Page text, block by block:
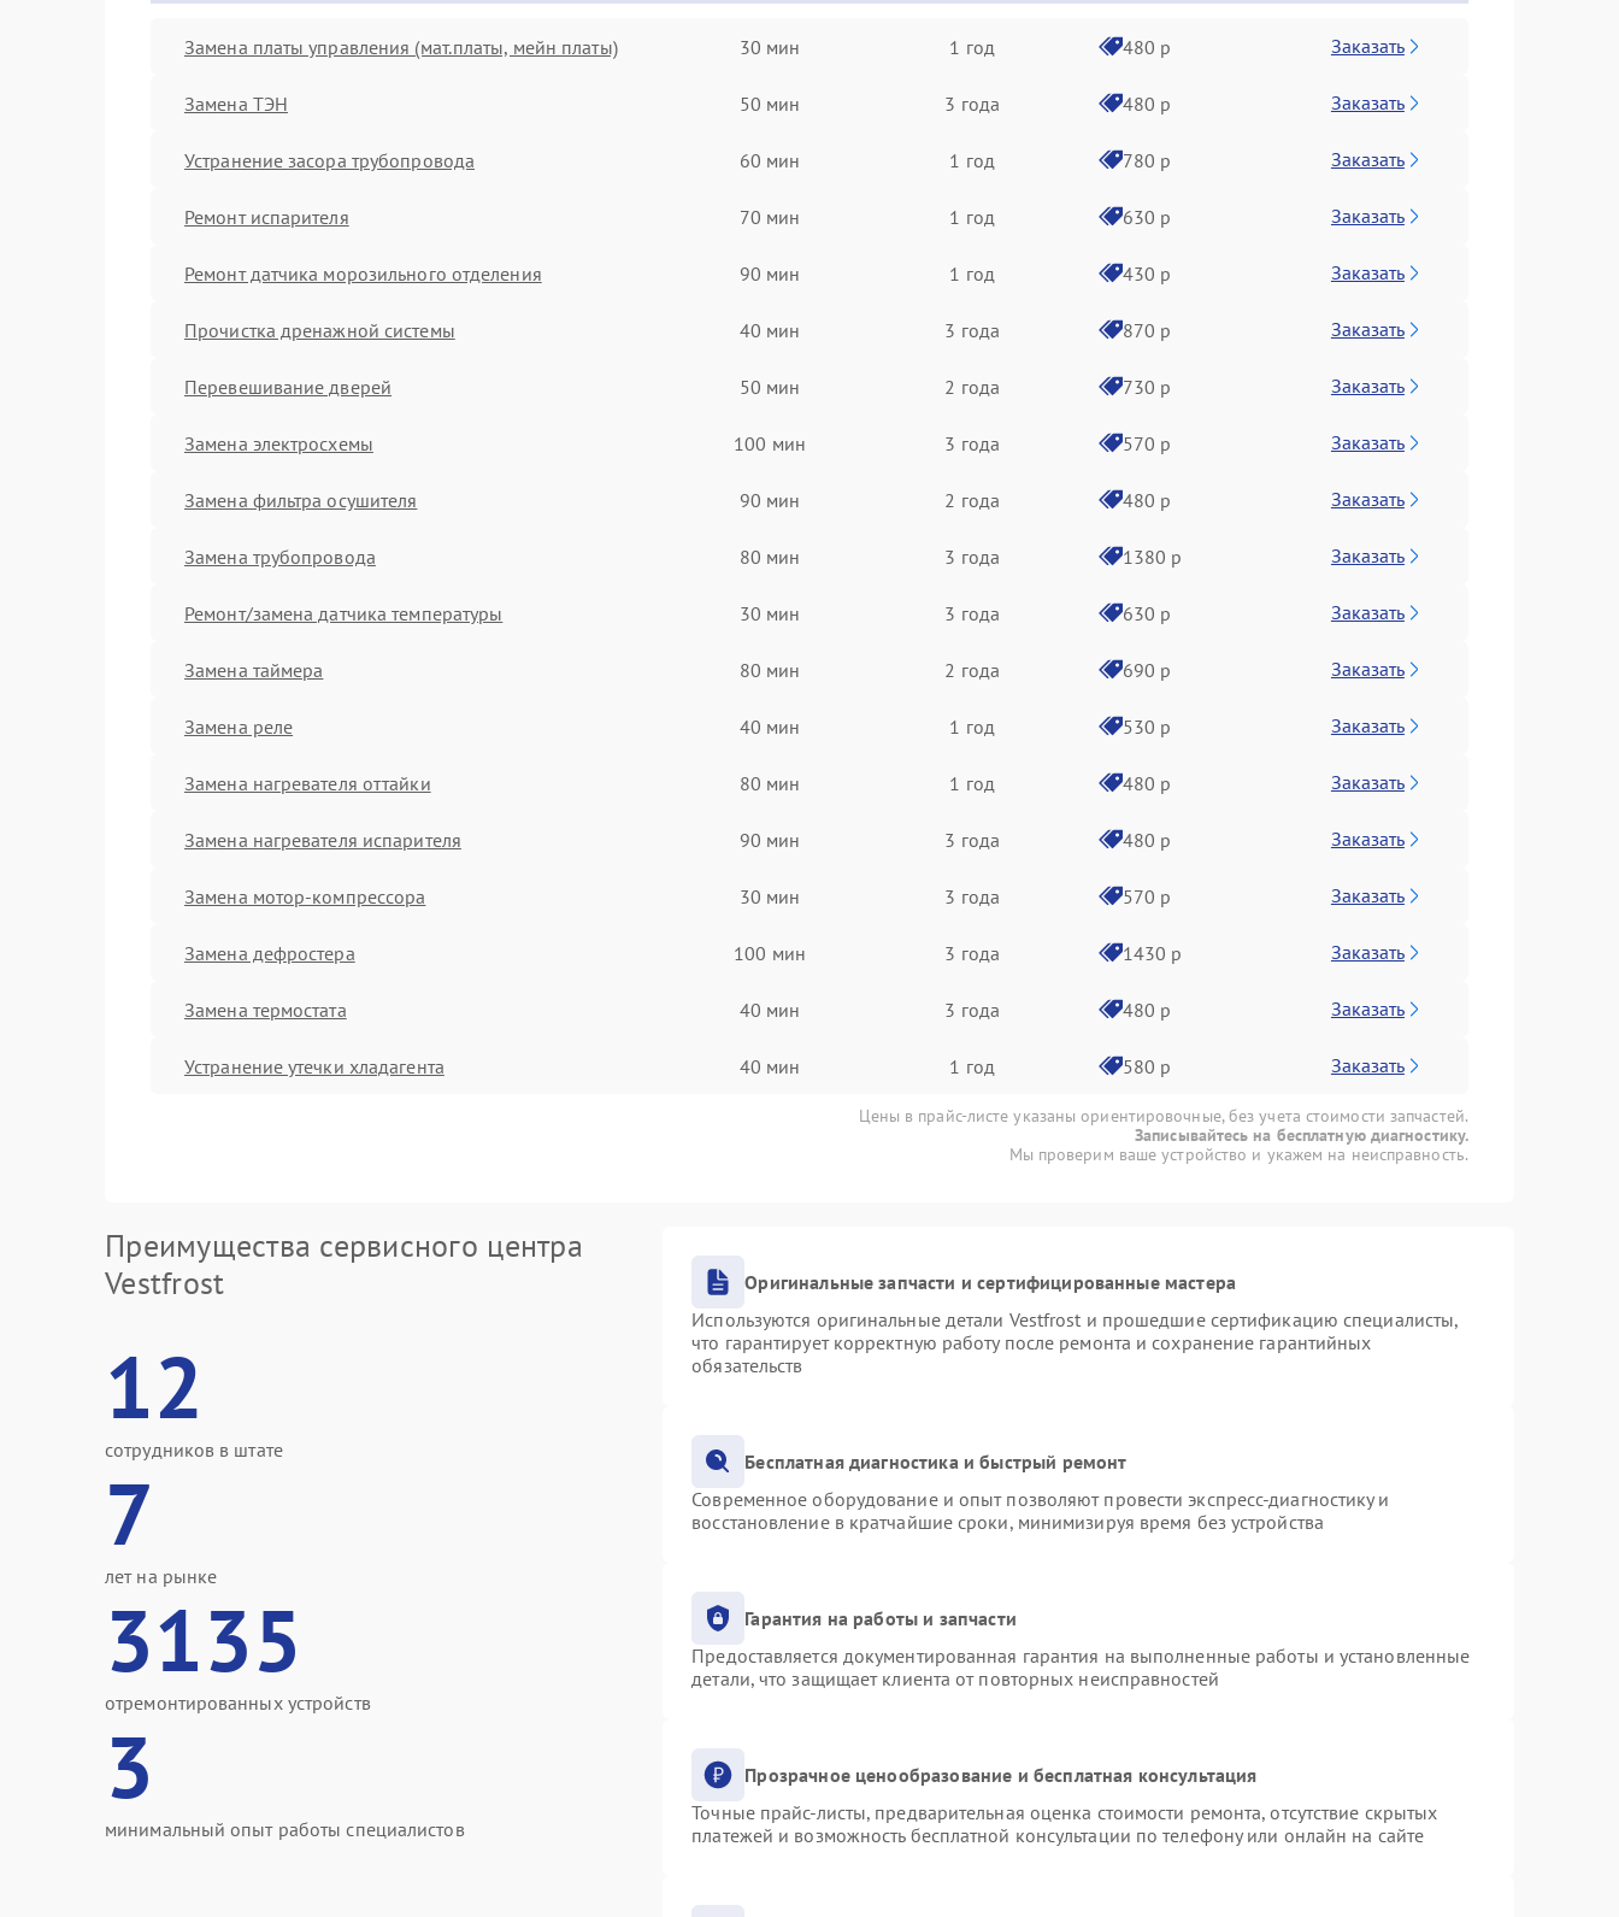
Замена платы управления (мат.платы, мейн платы) 30 мин 1 год 480 р Заказать
Замена ТЭН 50 мин 3 года 480 р Заказать
Устранение засора трубопровода 60 мин 1 год 780 р Заказать
Ремонт испарителя 70 мин 1 год 630 р Заказать
Ремонт датчика морозильного отделения 90 мин 1 год 430 р Заказать
Прочистка дренажной системы 40 мин 3 года 870 р Заказать
Перевешивание дверей 50 мин 2 года 730 р Заказать
Замена электросхемы 100 мин 3 года 570 р Заказать
Замена фильтра осушителя 90 мин 2 года 480 р Заказать
Замена трубопровода 80 мин 3 года 1380 р Заказать
Ремонт/замена датчика температуры 30 мин 3 года 630 р Заказать
Замена таймера 80 мин 2 года 690 р Заказать
Замена реле 40 мин 1 год 530 р Заказать
Замена нагревателя оттайки 80 мин 1 год 480 р Заказать
Замена нагревателя испарителя 90 мин 3 года 480 р Заказать
Замена мотор-компрессора 30 мин 3 года 570 р Заказать
Замена дефростера 100 мин 3 года 1430 р Заказать
Замена термостата 40 мин 3 года 480 р Заказать
Устранение утечки хладагента 40 мин 1 год 580 р Заказать
Цены в прайс-листе указаны ориентировочные, без учета стоимости запчастей.
Записывайтесь на бесплатную диагностику.
Мы проверим ваше устройство и укажем на неисправность.
Преимущества сервисного центра
Vestfrost
12
сотрудников в штате
7
лет на рынке
3135
отремонтированных устройств
3
минимальный опыт работы специалистов
Оригинальные запчасти и сертифицированные мастера
Используются оригинальные детали Vestfrost и прошедшие сертификацию специалисты,
что гарантирует корректную работу после ремонта и сохранение гарантийных
обязательств
Бесплатная диагностика и быстрый ремонт
Современное оборудование и опыт позволяют провести экспресс-диагностику и
восстановление в кратчайшие сроки, минимизируя время без устройства
Гарантия на работы и запчасти
Предоставляется документированная гарантия на выполненные работы и установленные
детали, что защищает клиента от повторных неисправностей
Прозрачное ценообразование и бесплатная консультация
Точные прайс-листы, предварительная оценка стоимости ремонта, отсутствие скрытых
платежей и возможность бесплатной консультации по телефону или онлайн на сайте